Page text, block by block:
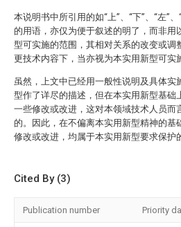
本说明书中所引用的如“上”、“下”、“左”、
的用语，亦仅为便于叙述的明了，而非用
型可实施的范围，其相对关系的改变或调
更技术内容下，当亦视为本实用新型可实
虽然，上文中已经用一般性说明及具体实
型作了详尽的描述，但在本实用新型基础
一些修改或改进，这对本领域技术人员而
的。因此，在不偏离本实用新型精神的基
修改或改进，均属于本实用新型要求保护
Cited By (3)
Publication number Priority